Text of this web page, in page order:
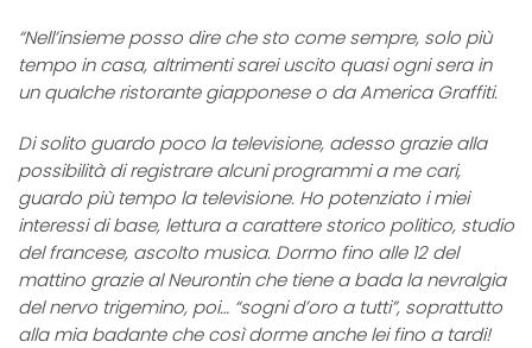
“Nell’insieme posso dire che sto come sempre, solo più
tempo in casa, altrimenti sarei uscito quasi ogni sera in
un qualche ristorante giapponese o da America Graffiti.
Di solito guardo poco la televisione, adesso grazie alla
possibilità di registrare alcuni programmi a me cari,
guardo più tempo la televisione. Ho potenziato i miei
interessi di base, lettura a carattere storico politico, studio
del francese, ascolto musica. Dormo fino alle 12 del
mattino grazie al Neurontin che tiene a bada la nevralgia
del nervo trigemino, poi… “sogni d’oro a tutti”, soprattutto
alla mia badante che così dorme anche lei fino a tardi!